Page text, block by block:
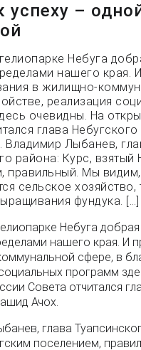
успеху –
Небуга
нашего края. И
в жилищно-
реализация
очевидны. На
глава
Владимир Лыбанев,
района: Курс, взятый
правильный. Мы
сельское хозяйство,
фундука. […]
Небуга
нашего края. И
сфере, в
программ
Совета отчитался
Ачох.
глава
поселением,